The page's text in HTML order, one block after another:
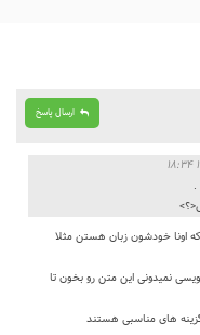
ارسال پاسخ
که اونا خودشون زبان هستن مثلا
نمیدونی این متن رو بخون تا